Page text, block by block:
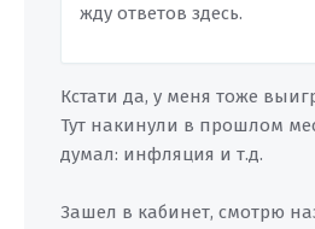
жду ответов здесь.
Кстати да, у меня тоже
Тут накинули в прошлом
думал: инфляция и т.д.
Зашел в кабинет, смотрю